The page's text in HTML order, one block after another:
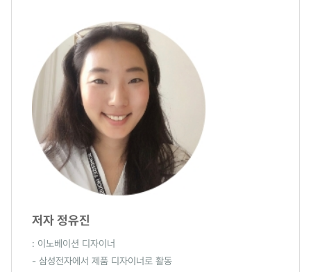
저자 정유진
: 이노베이션 디자이너
- 삼성전자에서 제품 디자이너로 활동